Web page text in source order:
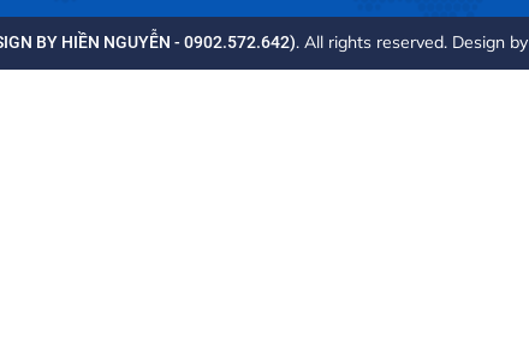
BY HIỀN NGUYỄN - 0902.572.642). All rights reserved. Design by